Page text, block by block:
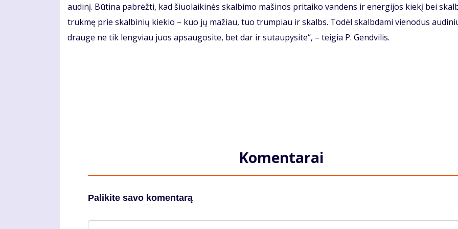
audinį. Būtina pabrėžti, kad šiuolaikinės skalbimo mašinos pritaiko vandens ir energijos kiekį bei
trukmę prie skalbinių kiekio – kuo jų mažiau, tuo trumpiau ir skalbs. Todėl skalbdami vienodus
drauge ne tik lengviau juos apsaugosite, bet dar ir sutaupysite“, – teigia P. Gendvilis.
Komentarai
Palikite savo komentarą